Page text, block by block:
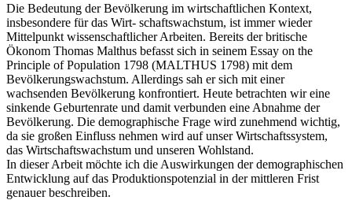
Die Bedeutung der Bevölkerung im wirtschaftlichen Kontext,
insbesondere für das Wirt- schaftswachstum, ist immer wieder
Mittelpunkt wissenschaftlicher Arbeiten. Bereits der britische
Ökonom Thomas Malthus befasst sich in seinem Essay on the
Principle of Population 1798 (MALTHUS 1798) mit dem
Bevölkerungswachstum. Allerdings sah er sich mit einer
wachsenden Bevölkerung konfrontiert. Heute betrachten wir eine
sinkende Geburtenrate und damit verbunden eine Abnahme der
Bevölkerung. Die demographische Frage wird zunehmend wichtig,
da sie großen Einfluss nehmen wird auf unser Wirtschaftssystem,
das Wirtschaftswachstum und unseren Wohlstand.
In dieser Arbeit möchte ich die Auswirkungen der demographischen
Entwicklung auf das Produktionspotenzial in der mittleren Frist
genauer beschreiben.